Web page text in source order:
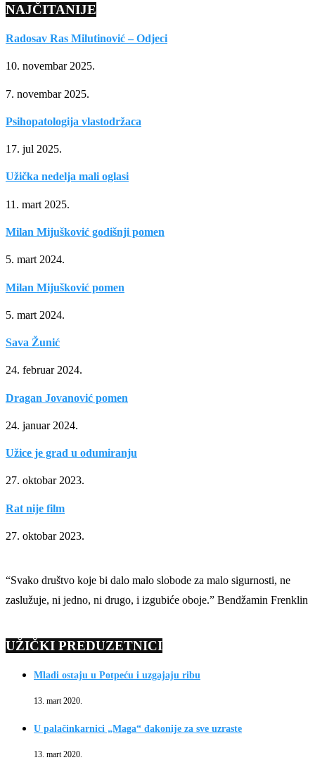
NAJČITANIJE
Radosav Ras Milutinović – Odjeci
10. novembar 2025.
7. novembar 2025.
Psihopatologija vlastodržaca
17. jul 2025.
Užička nedelja mali oglasi
11. mart 2025.
Milan Mijušković godišnji pomen
5. mart 2024.
Milan Mijušković pomen
5. mart 2024.
Sava Žunić
24. februar 2024.
Dragan Jovanović pomen
24. januar 2024.
Užice je grad u odumiranju
27. oktobar 2023.
Rat nije film
27. oktobar 2023.
“Svako društvo koje bi dalo malo slobode za malo sigurnosti, ne
zaslužuje, ni jedno, ni drugo, i izgubiće oboje.” Bendžamin Frenklin
UŽIČKI PREDUZETNICI
Mladi ostaju u Potpeću i uzgajaju ribu
13. mart 2020.
U palačinkarnici „Maga“ đakonije za sve uzraste
13. mart 2020.